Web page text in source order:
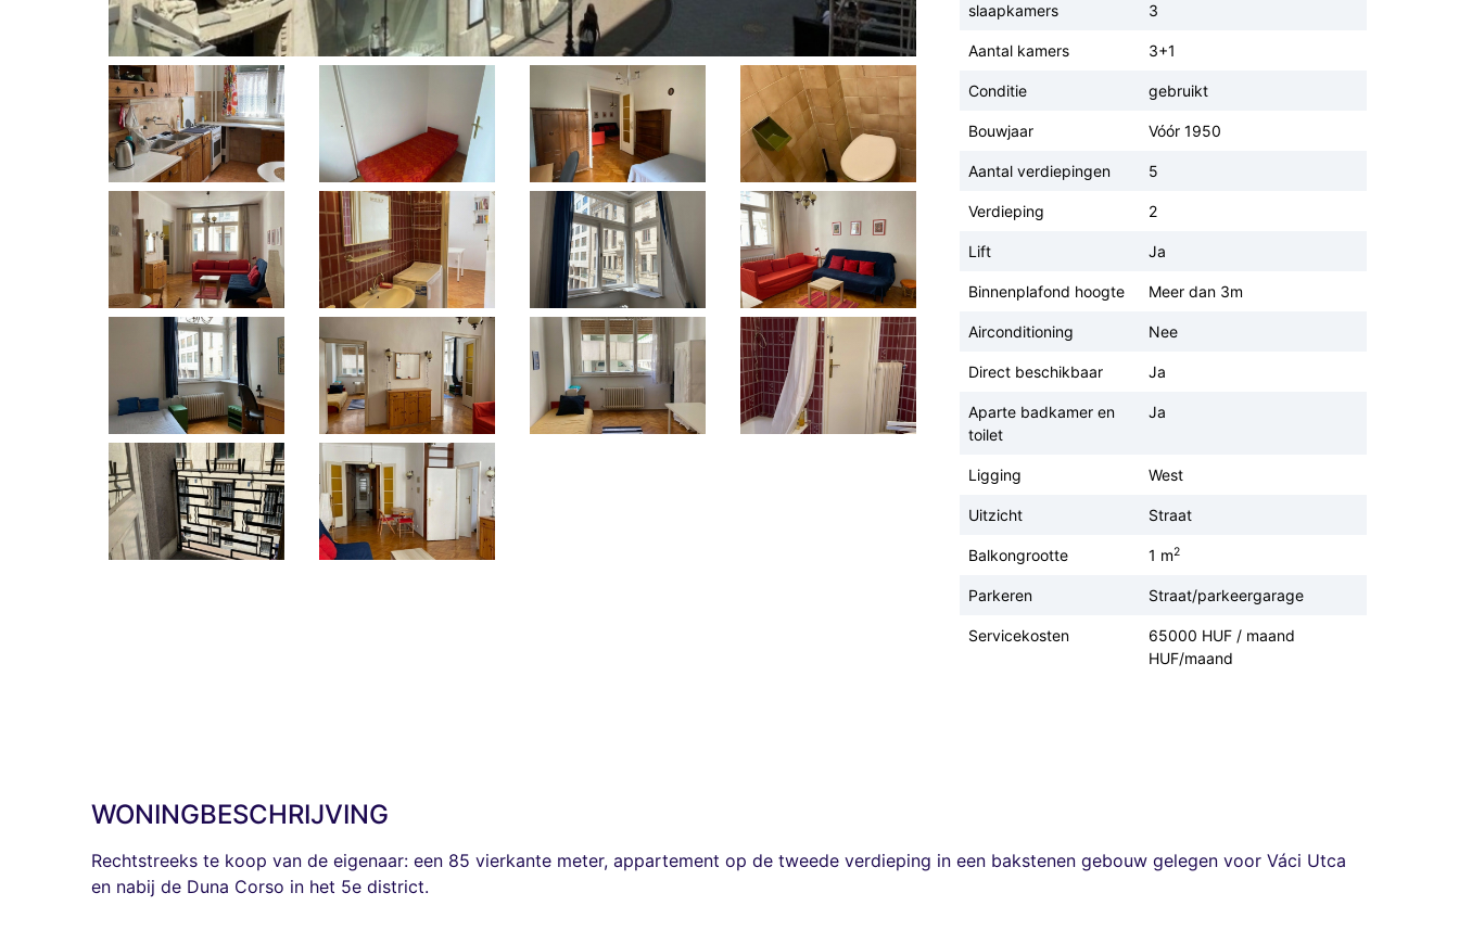
slaapkamers 3
Aantal kamers 3+1
Conditie gebruikt
Bouwjaar Vóór 1950
Aantal verdiepingen 5
Verdieping 2
Lift Ja
Binnenplafond hoogte Meer dan 3m
Airconditioning Nee
Direct beschikbaar Ja
Aparte badkamer en
toilet
Ja
Ligging West
Uitzicht Straat
Balkongrootte 1 m2
Parkeren Straat/parkeergarage
Servicekosten
65000 HUF / maand
HUF/maand
WONINGBESCHRIJVING
Rechtstreeks te koop van de eigenaar: een 85 vierkante meter, appartement op de tweede verdieping in een bakstenen gebouw gelegen voor Váci Utca
en nabij de Duna Corso in het 5e district.